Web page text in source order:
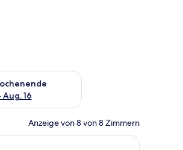
- Aug. 9.
Aug. 16
für nächstes Wochenende, Aug.
Anzeige von 8 von 8 Zimmern
eingerichtet
Zimmer (Bella) | Kostenloses WLAN,